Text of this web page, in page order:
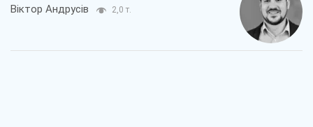
Віктор Андрусів 2,0 т.